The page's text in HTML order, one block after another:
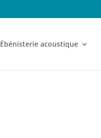
Ébénisterie acoustique